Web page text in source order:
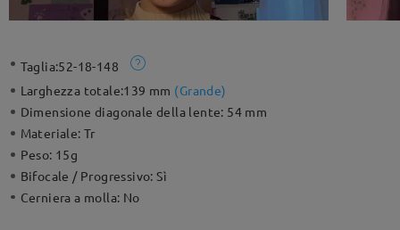
Taglia:52-18-148
Larghezza totale:139 mm (Grande)
Dimensione diagonale della lente: 54 mm
Materiale:Tr
Peso: 15g
Bifocale / Progressivo:Sì
Cerniera a molla: No